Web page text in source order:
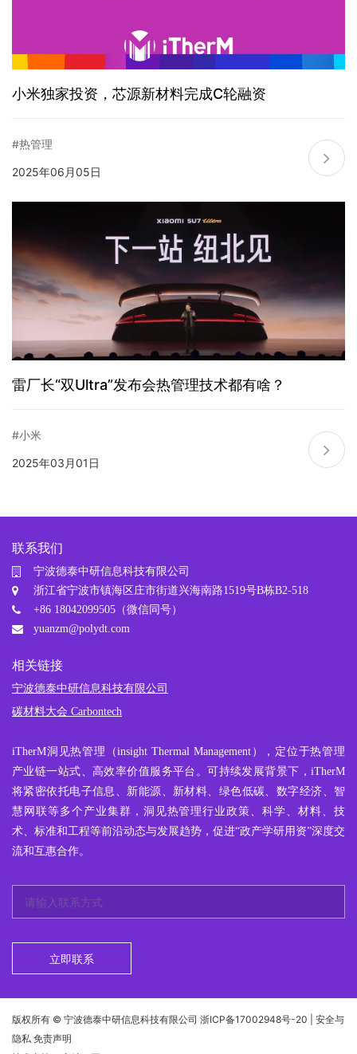
小米独家投资，芯源新材料完成C轮融资
#热管理
2025年06月05日
雷厂长“双Ultra”发布会热管理技术都有啥？
#小米
2025年03月01日
联系我们
宁波德泰中研信息科技有限公司
浙江省宁波市镇海区庄市街道兴海南路1519号B栋B2-518
+86 18042099505（微信同号）
yuanzm@polydt.com
相关链接
宁波德泰中研信息科技有限公司
碳材料大会 Carbontech
iTherM洞见热管理
（insight Thermal Management），定位于热管理
产业链一站式、高效率价值服务平台。可持续发展背景下，iTherM
将紧密依托电子信息、新能源、新材料、绿色低碳、数字经济、智
慧网联等多个产业集群，洞见热管理行业政策、科学、材料、技
术、标准和工程等前沿动态与发展趋势，促进“政产学研用资”深度交
流和互惠合作。
立即联系
版权所有 © 宁波德泰中研信息科技有限公司 浙ICP备17002948号-20 | 安全与
隐私 免责声明